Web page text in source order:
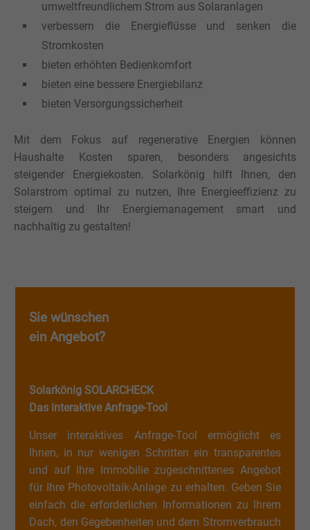
umweltfreundlichem Strom aus Solaranlagen
verbessern die Energieflüsse und senken die
Stromkosten
bieten erhöhten Bedienkomfort
bieten eine bessere Energiebilanz
bieten Versorgungssicherheit
Mit dem Fokus auf regenerative Energien können
Haushalte Kosten sparen, besonders angesichts
steigender Energiekosten. Solarkönig hilft Ihnen, den
Solarstrom optimal zu nutzen, Ihre Energieeffizienz zu
steigern und Ihr Energiemanagement smart und
nachhaltig zu gestalten!
Sie wünschen
ein Angebot?
Solarkönig SOLARCHECK
Das interaktive Anfrage-Tool
Unser interaktives Anfrage-Tool ermöglicht es
Ihnen, in nur wenigen Schritten ein transparentes
und auf Ihre Immobilie zugeschnittenes Angebot
für Ihre Photovoltaik-Anlage zu erhalten. Geben Sie
einfach die erforderlichen Informationen zu Ihrem
Dach, den Gegebenheiten und dem Stromverbrauch